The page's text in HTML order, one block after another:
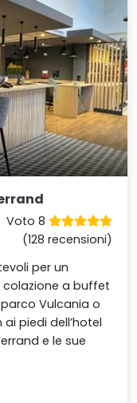
Voto 8
(128 recensioni)
per un
a buffet
Vulcania o
piedi dell’hotel
e le sue